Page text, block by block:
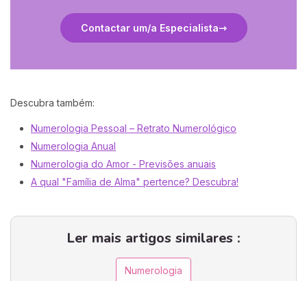
Contactar um/a Especialista
Descubra também:
Numerologia Pessoal – Retrato Numerológico
Numerologia Anual
Numerologia do Amor - Previsões anuais
A qual "Família de Alma" pertence? Descubra!
Ler mais artigos similares :
Numerologia